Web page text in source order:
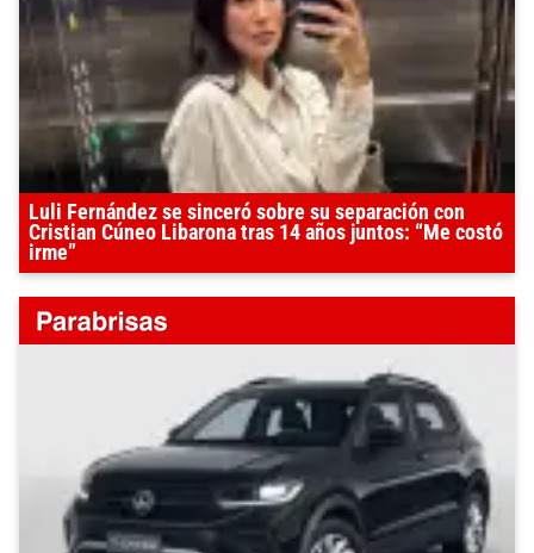
Luli Fernández se sinceró sobre su separación con
Cristian Cúneo Libarona tras 14 años juntos: “Me costó
irme”